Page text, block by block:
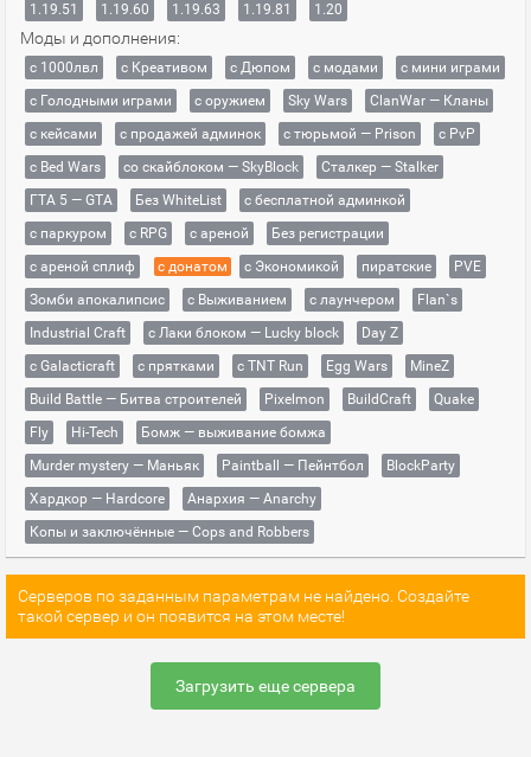
1.19.51
1.19.60 1.19.63 1.19.81 1.20
Моды и дополнения:
с 1000лвл c Креативом с Дюпом с модами
с мини играми
с Голодными играми
с оружием Sky Wars
ClanWar — Кланы
с кейсами
с продажей админок с тюрьмой — Prison
с PvP
с Bed Wars
со скайблоком — SkyBlock
Сталкер — Stalker
ГТА 5 — GTA
Без WhiteList
с бесплатной админкой
с паркуром
с RPG с ареной
Без регистрации
с ареной сплиф
с донатом с Экономикой пиратские
PVE
Зомби апокалипсис
с Выживанием с лаунчером
Flan`s
Industrial Craft
с Лаки блоком — Lucky block
Day Z
с Galacticraft
с прятками с TNT Run Egg Wars
MineZ
Build Battle — Битва строителей
Pixelmon BuildCraft
Quake
Fly
Hi-Tech
Бомж — выживание бомжа
Murder mystery — Маньяк
Paintball — Пейнтбол
BlockParty
Хардкор — Hardcore
Анархия — Anarchy
Копы и заключённые — Cops and Robbers
Серверов по заданным параметрам не найдено. Создайте
такой сервер и он появится на этом месте!
Загрузить еще сервера